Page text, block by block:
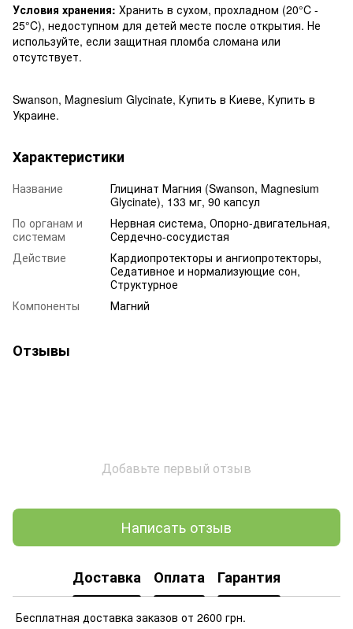
Условия хранения: Хранить в сухом, прохладном (20°C -
25°C), недоступном для детей месте после открытия. Не
используйте, если защитная пломба сломана или
отсутствует.
Swanson, Magnesium Glycinate, Купить в Киеве, Купить в
Украине.
Характеристики
Название
Глицинат Магния (Swanson, Magnesium
Glycinate), 133 мг, 90 капсул
По органам и
системам
Нервная система, Опорно-двигательная,
Сердечно-сосудистая
Действие
Кардиопротекторы и ангиопротекторы,
Седативное и нормализующие сон,
Структурное
Компоненты
Магний
Отзывы
Добавьте первый отзыв
Написать отзыв
Доставка Оплата Гарантия
Бесплатная доставка заказов от 2600 грн.